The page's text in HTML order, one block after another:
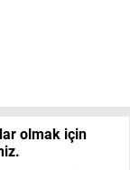
olmak için